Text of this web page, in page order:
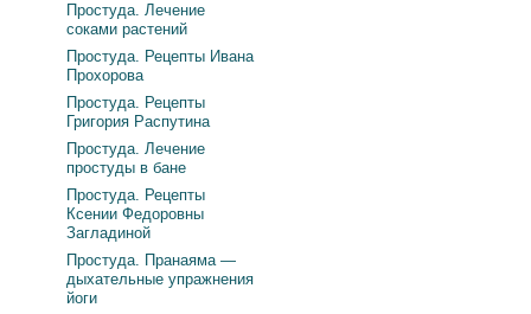
Простуда. Лечение
соками растений
Простуда. Рецепты Ивана
Прохорова
Простуда. Рецепты
Григория Распутина
Простуда. Лечение
простуды в бане
Простуда. Рецепты
Ксении Федоровны
Загладиной
Простуда. Пранаяма —
дыхательные упражнения
йоги